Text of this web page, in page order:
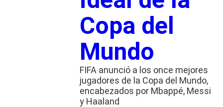
Copa del
Mundo
FIFA anunció a los once mejores
jugadores de la Copa del Mundo,
encabezados por Mbappé, Messi
y Haaland